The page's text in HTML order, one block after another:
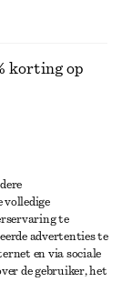
korting op
volledige
te
advertenties te
en via sociale
de gebruiker, het